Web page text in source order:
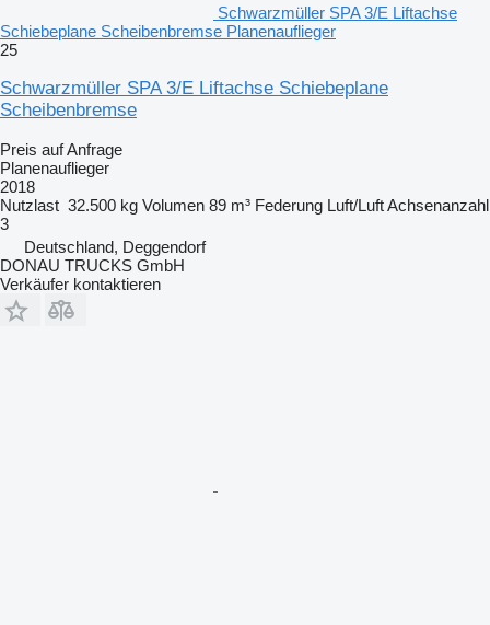
Schwarzmüller SPA 3/E Liftachse
Schiebeplane Scheibenbremse Planenauflieger
25
Schwarzmüller SPA 3/E Liftachse Schiebeplane
Scheibenbremse
Preis auf Anfrage
Planenauflieger
2018
Nutzlast 32.500 kg Volumen 89 m³ Federung Luft/LuftAchsenanzahl
3
Deutschland, Deggendorf
DONAU TRUCKS GmbH
Verkäufer kontaktieren